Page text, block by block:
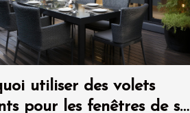
utiliser des volets
pour les fenêtres de sa